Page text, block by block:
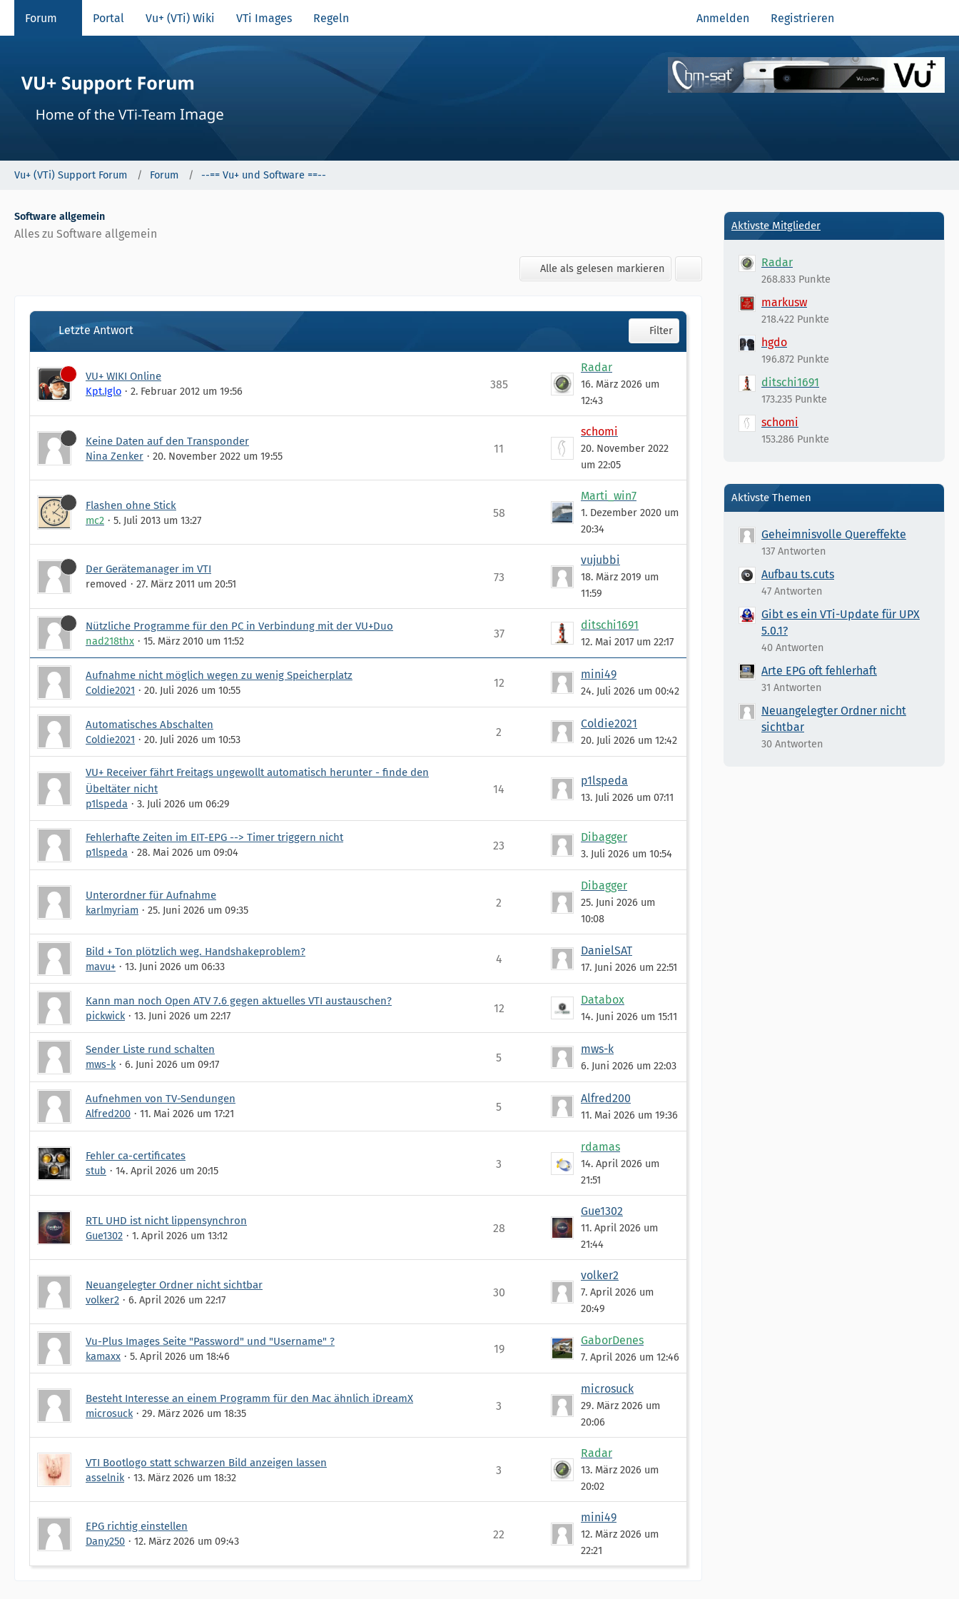
Forum Portal Vu+ (VTi) Wiki VTi Images Regeln Anmelden Registrieren
Vu+ (VTi) Support Forum Forum --== Vu+ und Software ==--
Software allgemein
Alles zu Software allgemein
Alle als gelesen markieren
Letzte Antwort Filter
VU+ WIKI Online
Kpt.Iglo
2. Februar 2012 um 19:56
385
Radar
16. März 2026 um
12:43
Keine Daten auf den Transponder
Nina Zenker
20. November 2022 um 19:55
11
schomi
20. November 2022
um 22:05
Flashen ohne Stick
mc2
5. Juli 2013 um 13:27
58
Marti_win7
1. Dezember 2020 um
20:34
Der Gerätemanager im VTI
removed
27. März 2011 um 20:51
73
vujubbi
18. März 2019 um
11:59
Nützliche Programme für den PC in Verbindung mit der VU+Duo
nad218thx
15. März 2010 um 11:52
37
ditschi1691
12. Mai 2017 um 22:17
Aufnahme nicht möglich wegen zu wenig Speicherplatz
Coldie2021
20. Juli 2026 um 10:55
12
mini49
24. Juli 2026 um 00:42
Automatisches Abschalten
Coldie2021
20. Juli 2026 um 10:53
2
Coldie2021
20. Juli 2026 um 12:42
VU+ Receiver fährt Freitags ungewollt automatisch herunter - finde den
Übeltäter nicht
p1lspeda
3. Juli 2026 um 06:29
14
p1lspeda
13. Juli 2026 um 07:11
Fehlerhafte Zeiten im EIT-EPG --> Timer triggern nicht
p1lspeda
28. Mai 2026 um 09:04
23
Dibagger
3. Juli 2026 um 10:54
Unterordner für Aufnahme
karlmyriam
25. Juni 2026 um 09:35
2
Dibagger
25. Juni 2026 um
10:08
Bild + Ton plötzlich weg. Handshakeproblem?
mavu+
13. Juni 2026 um 06:33
4
DanielSAT
17. Juni 2026 um 22:51
Kann man noch Open ATV 7.6 gegen aktuelles VTI austauschen?
pickwick
13. Juni 2026 um 22:17
12
Databox
14. Juni 2026 um 15:11
Sender Liste rund schalten
mws-k
6. Juni 2026 um 09:17
5
mws-k
6. Juni 2026 um 22:03
Aufnehmen von TV-Sendungen
Alfred200
11. Mai 2026 um 17:21
5
Alfred200
11. Mai 2026 um 19:36
Fehler ca-certificates
stub
14. April 2026 um 20:15
3
rdamas
14. April 2026 um
21:51
RTL UHD ist nicht lippensynchron
Gue1302
1. April 2026 um 13:12
28
Gue1302
11. April 2026 um
21:44
Neuangelegter Ordner nicht sichtbar
volker2
6. April 2026 um 22:17
30
volker2
7. April 2026 um
20:49
Vu-Plus Images Seite "Password" und "Username" ?
kamaxx
5. April 2026 um 18:46
19
GaborDenes
7. April 2026 um 12:46
Besteht Interesse an einem Programm für den Mac ähnlich iDreamX
microsuck
29. März 2026 um 18:35
3
microsuck
29. März 2026 um
20:06
VTI Bootlogo statt schwarzen Bild anzeigen lassen
asselnik
13. März 2026 um 18:32
3
Radar
13. März 2026 um
20:02
EPG richtig einstellen
Dany250
12. März 2026 um 09:43
22
mini49
12. März 2026 um
22:21
Aktivste Mitglieder
Radar
268.833 Punkte
markusw
218.422 Punkte
hgdo
196.872 Punkte
ditschi1691
173.235 Punkte
schomi
153.286 Punkte
Aktivste Themen
Geheimnisvolle Quereffekte
137 Antworten
Aufbau ts.cuts
47 Antworten
Gibt es ein VTi-Update für UPX
5.0.1?
40 Antworten
Arte EPG oft fehlerhaft
31 Antworten
Neuangelegter Ordner nicht
sichtbar
30 Antworten